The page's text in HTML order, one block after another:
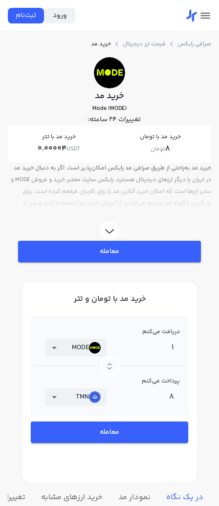
ورود ثبت‌نام
صرافی رابکس قیمت ارز دیجیتال خرید مد
خرید مد
Mode (MODE)
تغییرات ۲۴ ساعته: 0%
خرید مد با تومان
8تومان
خرید مد با تتر
0.00004USDT
خرید مد به‌راحتی از طریق صرافی مد رابکس امکان‌پذیر است. اگر به دنبال خرید مد
در ایران یا دیگر ارزهای دیجیتال هستید، رابکس سایت معتبر خرید و فروش MODE و
سایر ارزها است که امکان خرید آنلاین مد را برای کاربران فراهم کرده است. برای
یادگیری چگونه مد بخریم، می‌توانید از آموزش خرید مد استفاده کنید و پس از
لحظه‌ای، نمودار و امکانات فروش مد نیز در دسترس شما قرار دارد تا بتوانید
تصمیمات بهتری در معاملات خود بگیرید.
معامله
خرید مد با تومان و تتر
دریافت می‌کنم
MODE
پرداخت می‌کنم
TMN
معامله
در یک نگاه نمودار مد خرید ارزهای مشابه